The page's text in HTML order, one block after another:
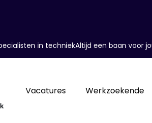
in techniekAltijd een baan voor
Vacatures Werkzoekende